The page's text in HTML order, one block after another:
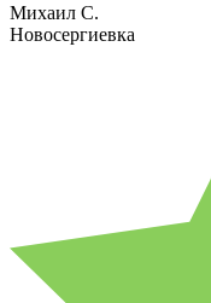
Михаил С.
Новосергиевка